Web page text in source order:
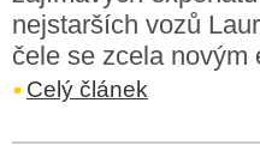
nejstarších vozů
čele se zcela novým
Celý článek